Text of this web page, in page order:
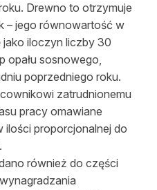
Drewno to otrzymuje
– jego równowartość w
iloczyn liczby 30
opału sosnowego,
poprzedniego roku.
zatrudnionemu
pracy omawiane
ilości proporcjonalnej do
również do części